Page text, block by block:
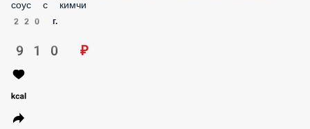
750 ₽
Говядина с зеленым салатом